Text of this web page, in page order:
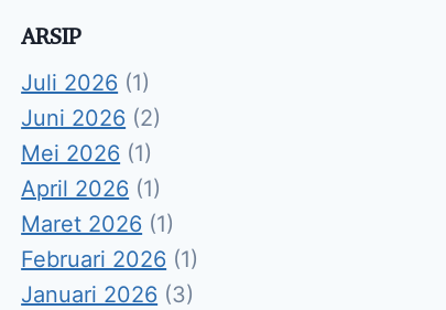
ARSIP
Juli 2026 (1)
Juni 2026 (2)
Mei 2026 (1)
April 2026 (1)
Maret 2026 (1)
Februari 2026 (1)
Januari 2026 (3)